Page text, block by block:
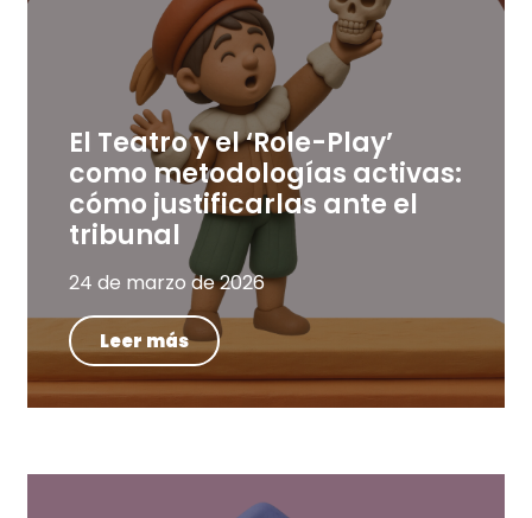
El Teatro y el ‘Role-Play’
como metodologías activas:
cómo justificarlas ante el
tribunal
24 de marzo de 2026
Leer más